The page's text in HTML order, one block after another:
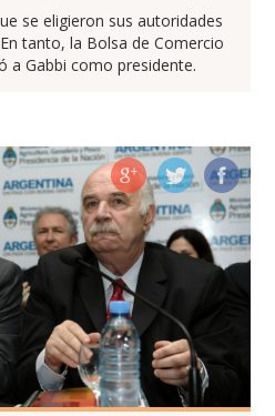
se eligieron sus autoridades
tanto, la Bolsa de Comercio
a Gabbi como presidente.